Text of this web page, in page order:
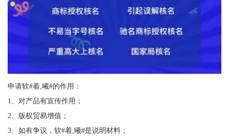
申请软#着,曦#的作用：
1、对产品有宣传作用；
2、版权贸易增值；
3、如有争议，软#着,曦#是说明材料；